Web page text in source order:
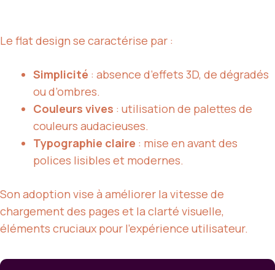
Le flat design se caractérise par :
Simplicité : absence d’effets 3D, de dégradés
ou d’ombres.
Couleurs vives : utilisation de palettes de
couleurs audacieuses.
Typographie claire : mise en avant des
polices lisibles et modernes.
Son adoption vise à améliorer la vitesse de
chargement des pages et la clarté visuelle,
éléments cruciaux pour l’expérience utilisateur.